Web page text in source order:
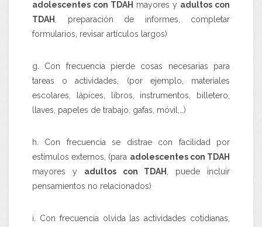
adolescentes con TDAH mayores y adultos con
TDAH
, preparación de informes, completar
formularios, revisar artículos largos)
g. Con frecuencia pierde cosas necesarias para
tareas o actividades, (por ejemplo, materiales
escolares, lápices, libros, instrumentos, billetero,
llaves, papeles de trabajo, gafas, móvil,…)
h. Con frecuencia se distrae con facilidad por
estímulos externos, (para adolescentes con TDAH
mayores y adultos con TDAH
, puede incluir
pensamientos no relacionados)
i. Con frecuencia olvida las actividades cotidianas,